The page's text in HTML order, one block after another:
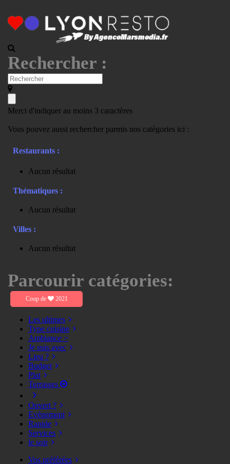
Rechercher :
Merci d'indiquer au moins 3 caractères
Vous pouvez aussi rechercher parmis nos catégories ici :
Restaurants :
Aucun résultat
Thématiques :
Aucun résultat
Villes :
Aucun résultat
Parcourir catégories:
Coup de 2021
Les ultimes
Type cuisine
Ambiance >
Je suis avec
Lieu ?
Budget
Plat
Terrasses
Ouvert ?
Evènement
Rapide
Services
le soir
Vos préférées